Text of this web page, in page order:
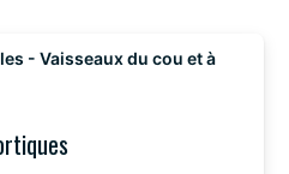
- Vaisseaux du cou et à